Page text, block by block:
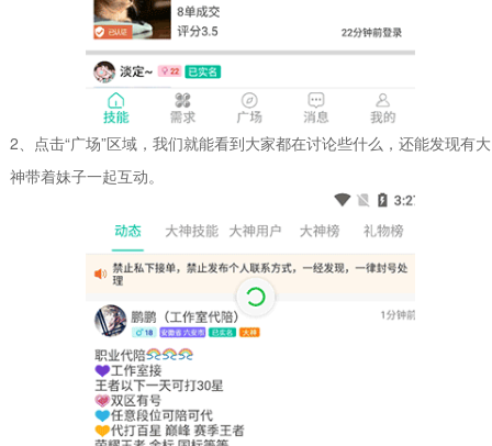
2、点击“广场”区域，我们就能看到大家都在讨论些什么，还能发现有大
神带着妹子一起互动。